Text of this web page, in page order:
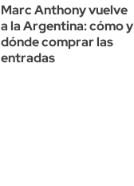
Marc Anthony vuelve
a la Argentina: cómo y
dónde comprar las
entradas